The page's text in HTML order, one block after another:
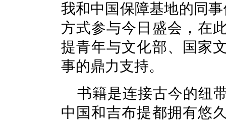
我和中国保障基地的同
方式参与今日盛会，在
提青年与文化部、国家
事的鼎力支持。
书籍是连接古今的纽
中国和吉布提都拥有悠